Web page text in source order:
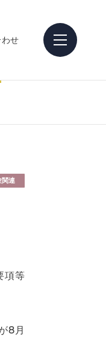
せ
関連
項等
8月